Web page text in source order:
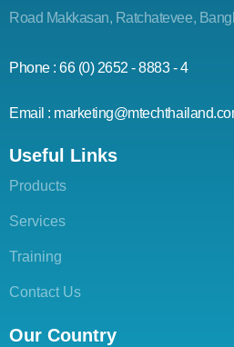
Road Makkasan, Ratchatevee,
Phone : 66 (0) 2652 - 8883 - 4
Email :
Useful Links
Products
Services
Training
Contact Us
Our Country